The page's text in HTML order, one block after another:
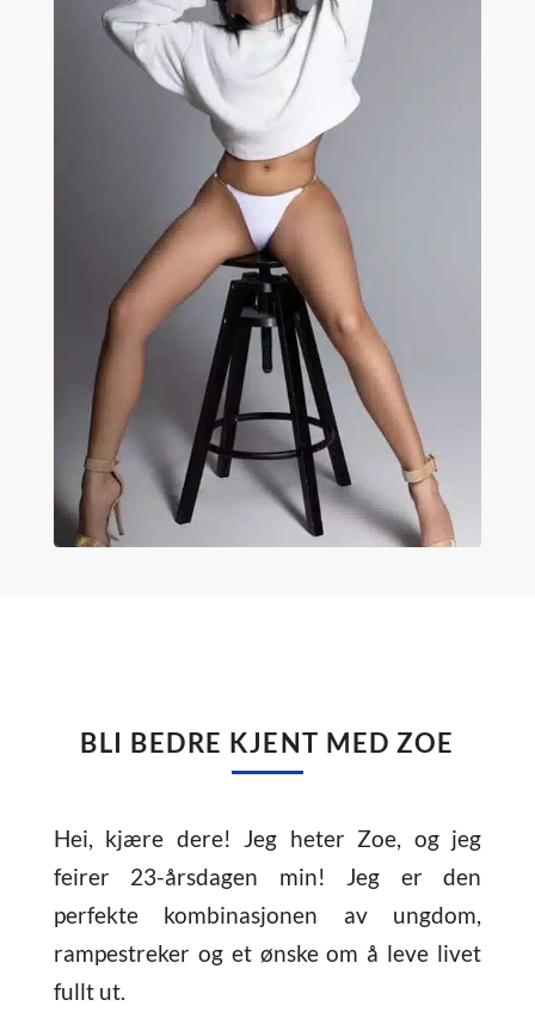
BLI BEDRE KJENT MED ZOE
Hei, kjære dere! Jeg heter Zoe, og jeg
feirer 23-årsdagen min! Jeg er den
perfekte kombinasjonen av ungdom,
rampestreker og et ønske om å leve livet
fullt ut.